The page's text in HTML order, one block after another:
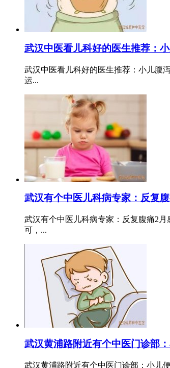
武汉中医看儿科好的医生推荐：
武汉中医看儿科好的医生推荐：小儿腹
运...
武汉有个中医儿科病专家：反复
武汉有个中医儿科病专家：反复腹痛2
可，...
武汉黄浦路附近有个中医门诊部
武汉黄浦路附近有个中医门诊部：小儿